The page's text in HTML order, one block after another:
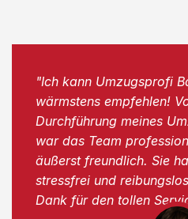
"Ich kann Umzugsprofi
wärmstens empfehlen!
Durchführung meines
war das Team
äußerst freundlich. Sie
stressfrei und
Dank für den tollen